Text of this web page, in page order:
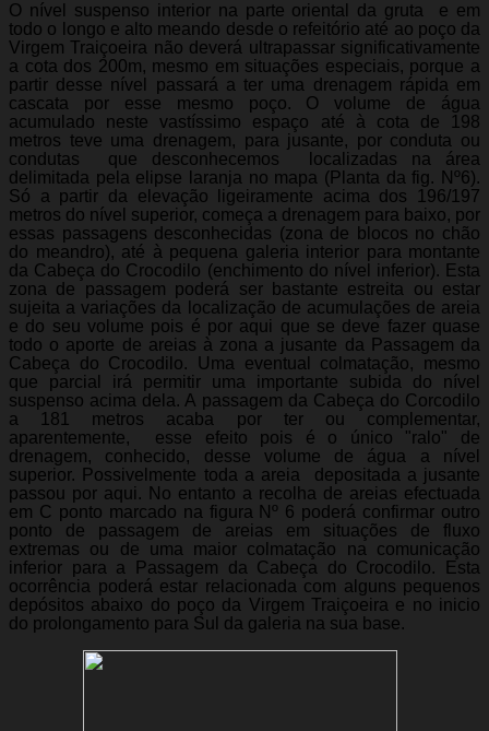
O nível suspenso interior na parte oriental da gruta e em
todo o longo e alto meando desde o refeitório até ao poço da
Virgem Traiçoeira não deverá ultrapassar significativamente
a cota dos 200m, mesmo em situações especiais, porque a
partir desse nível passará a ter uma drenagem rápida em
cascata por esse mesmo poço. O volume de água
acumulado neste vastíssimo espaço até à cota de 198
metros teve uma drenagem, para jusante, por conduta ou
condutas que desconhecemos localizadas na área
delimitada pela elipse laranja no mapa (Planta da fig. Nº6).
Só a partir da elevação ligeiramente acima dos 196/197
metros do nível superior, começa a drenagem para baixo, por
essas passagens desconhecidas (zona de blocos no chão
do meandro), até à pequena galeria interior para montante
da Cabeça do Crocodilo (enchimento do nível inferior). Esta
zona de passagem poderá ser bastante estreita ou estar
sujeita a variações da localização de acumulações de areia
e do seu volume pois é por aqui que se deve fazer quase
todo o aporte de areias à zona a jusante da Passagem da
Cabeça do Crocodilo. Uma eventual colmatação, mesmo
que parcial irá permitir uma importante subida do nível
suspenso acima dela. A passagem da Cabeça do Corcodilo
a 181 metros acaba por ter ou complementar,
aparentemente, esse efeito pois é o único "ralo" de
drenagem, conhecido, desse volume de água a nível
superior. Possivelmente toda a areia depositada a jusante
passou por aqui. No entanto a recolha de areias efectuada
em C ponto marcado na figura Nº 6 poderá confirmar outro
ponto de passagem de areias em situações de fluxo
extremas ou de uma maior colmatação na comunicação
inferior para a Passagem da Cabeça do Crocodilo. Esta
ocorrência poderá estar relacionada com alguns pequenos
depósitos abaixo do poço da Virgem Traiçoeira e no inicio
do prolongamento para Sul da galeria na sua base.